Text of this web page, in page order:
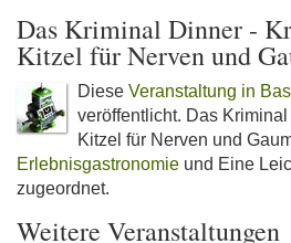
Das Kriminal Dinner -
Kitzel für Nerven und
Diese Veranstaltung in
veröffentlicht. Das
Kitzel für Nerven und
Erlebnisgastronomie und Eine
zugeordnet.
Weitere Veranstaltungen